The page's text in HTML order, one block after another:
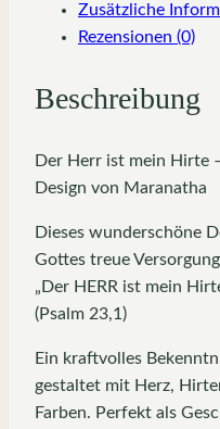
Zusätzliche
Rezensionen (0)
Beschreibung
Der Herr ist mein Hirte
Design von Maranatha
Dieses wunderschöne
Gottes treue
„Der HERR ist mein
(Psalm 23,1)
Ein kraftvolles
gestaltet mit Herz,
Farben. Perfekt als